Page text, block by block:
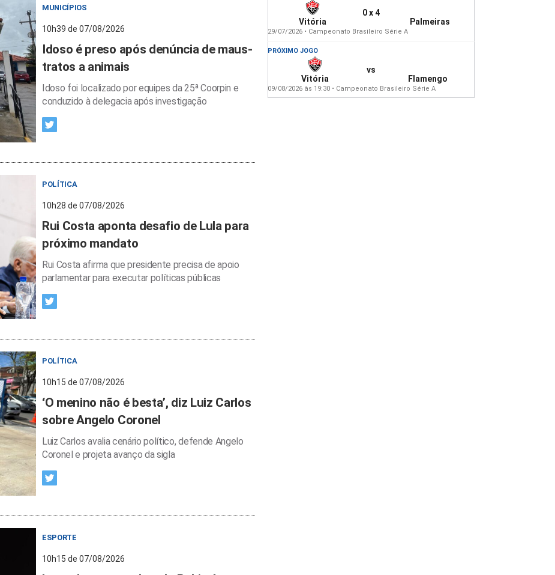
MUNICÍPIOS
10h39 de 07/08/2026
Idoso é preso após denúncia de maus-
tratos a animais
Idoso foi localizado por equipes da 25ª Coorpin e
conduzido à delegacia após investigação
POLÍTICA
10h28 de 07/08/2026
Rui Costa aponta desafio de Lula para
próximo mandato
Rui Costa afirma que presidente precisa de apoio
parlamentar para executar políticas públicas
POLÍTICA
10h15 de 07/08/2026
‘O menino não é besta’, diz Luiz Carlos
sobre Angelo Coronel
Luiz Carlos avalia cenário político, defende Angelo
Coronel e projeta avanço da sigla
ESPORTE
10h15 de 07/08/2026
Vitória
0 x 4
Palmeiras
29/07/2026 • Campeonato Brasileiro Série A
PRÓXIMO JOGO
Vitória
vs
Flamengo
09/08/2026 às 19:30 • Campeonato Brasileiro Série A